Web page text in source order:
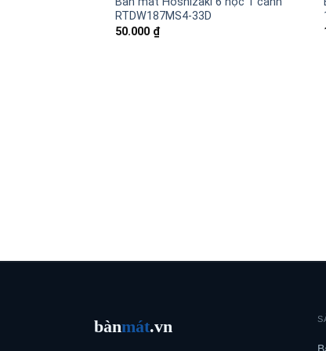
RTDW187MS4-33D
50.000 ₫
bànmát.vn